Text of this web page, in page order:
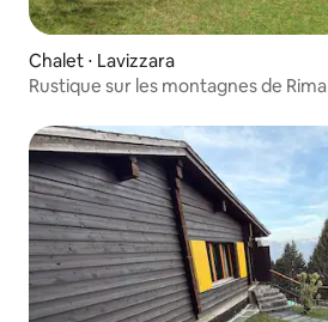
Chalet ⋅ Lavizzara
Rustique sur les montagnes de Rima